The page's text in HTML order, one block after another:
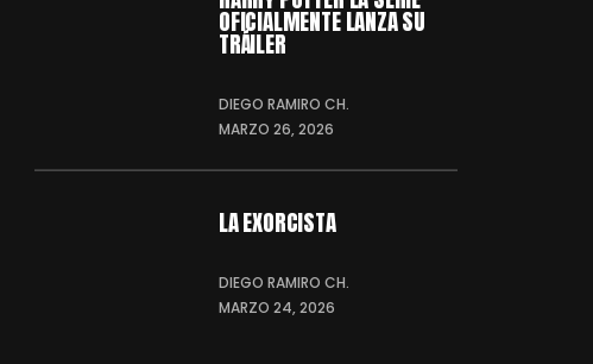
OFICIALMENTE LANZA SU
TRÁILER
DIEGO RAMIRO CH.
MARZO 26, 2026
LA EXORCISTA
DIEGO RAMIRO CH.
MARZO 24, 2026